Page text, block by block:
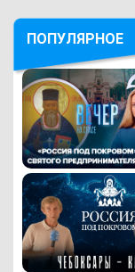
ПОПУЛЯРНОЕ